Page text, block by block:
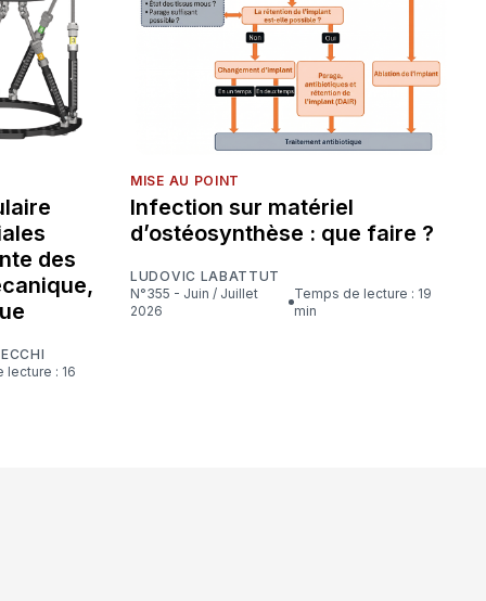
des
MISE AU POINT
Infection sur matériel
d’ostéosynthèse : que faire ?
LUDOVIC LABATTUT
N°355 - Juin / Juillet
2026
Temps de lecture : 19
min